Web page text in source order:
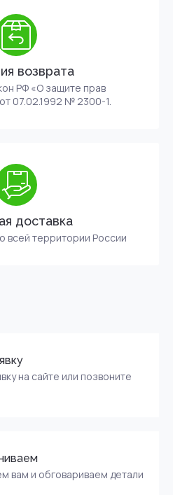
возврата
РФ «О защите прав
07.02.1992 № 2300-1.
доставка
всей территории России
на сайте или позвоните
вам и обговариваем детали